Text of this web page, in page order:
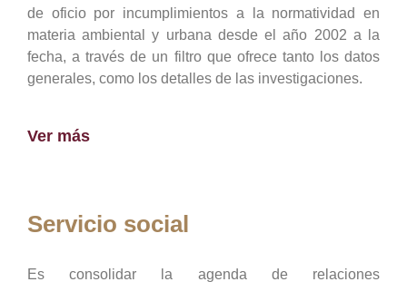
de oficio por incumplimientos a la normatividad en
materia ambiental y urbana desde el año 2002 a la
fecha, a través de un filtro que ofrece tanto los datos
generales, como los detalles de las investigaciones.
Ver más
Servicio social
Es consolidar la agenda de relaciones